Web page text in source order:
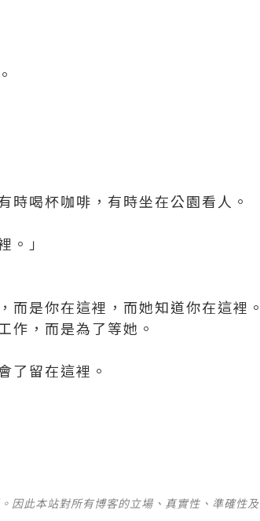
時喝杯咖啡，有時坐在公園看人。
。」
而是你在這裡，而她知道你在這裡
作，而是為了等她。
了留在這裡。
因此本站對所有博客的立場、真實性、準確性